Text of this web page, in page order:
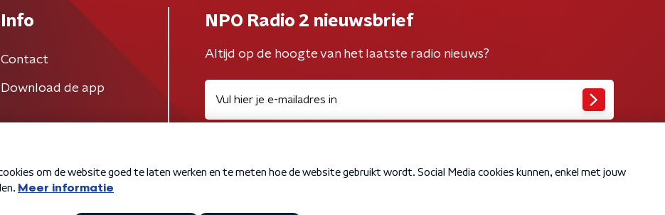
Info
Contact
Download de app
NPO Radio 2 nieuwsbrief
Altijd op de hoogte van het laatste radio nieuws?